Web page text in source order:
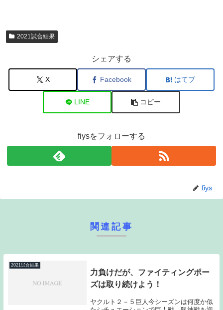
2021試合結果
シェアする
X Facebook はてブ
LINE コピー
fiysをフォローする
fiys
関連記事
2021試合結果
力負けだが、ファイティングポー
ズは取り続けよう！
ヤクルト２－５巨人今シーズンは何度か似